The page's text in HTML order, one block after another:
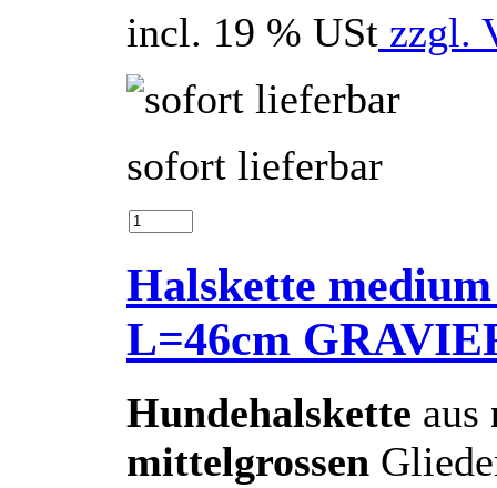
incl. 19 % USt zzgl.
sofort lieferbar
Halskette
L=46cm
Hundehalskette aus
mittelgrossen